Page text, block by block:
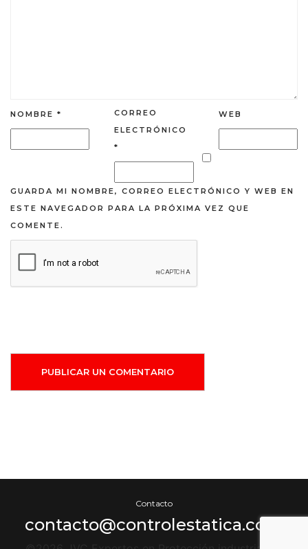
NOMBRE *
CORREO
ELECTRÓNICO
*
WEB
GUARDA MI NOMBRE, CORREO ELECTRÓNICO Y WEB EN
ESTE NAVEGADOR PARA LA PRÓXIMA VEZ QUE
COMENTE.
PUBLICAR UN COMENTARIO
Contacto
contacto@controlestatica.com